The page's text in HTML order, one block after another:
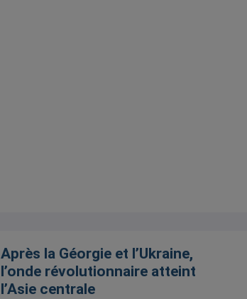
Après la Géorgie et l’Ukraine,
l’onde révolutionnaire atteint
l’Asie centrale